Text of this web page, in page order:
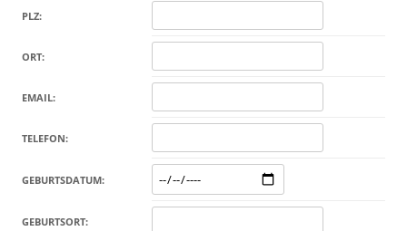
PLZ:
ORT:
EMAIL:
TELEFON:
GEBURTSDATUM:
GEBURTSORT: